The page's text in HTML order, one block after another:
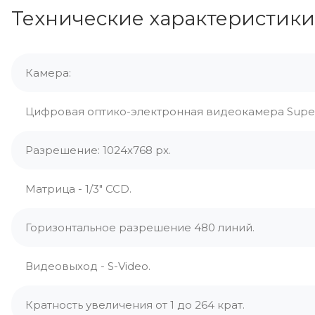
Технические
Камера:
Цифровая оптико-электронная видеокамера
Разрешение: 1024х768 px.
Матрица - 1/3" CCD.
Горизонтальное разрешение 480 линий.
Видеовыход - S-Video.
Кратность увеличения от 1 до 264 крат.